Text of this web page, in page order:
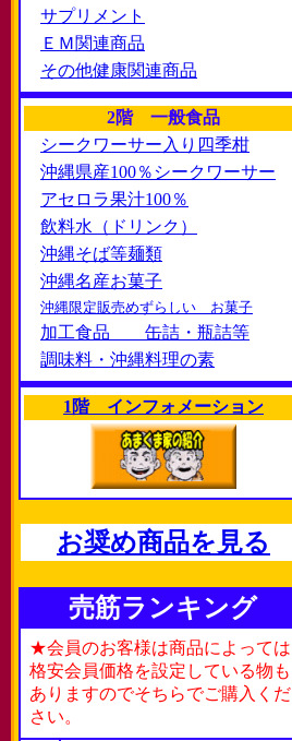
サプリメント
ＥＭ関連商品
その他健康関連商品
2階 一般食品
シークワーサー入り四季柑
沖縄県産100％シークワーサー
アセロラ果汁100％
飲料水（ドリンク）
沖縄そば等麺類
沖縄名産お菓子
沖縄限定販売めずらしい お菓子
加工食品 缶詰・瓶詰等
調味料・沖縄料理の素
1階 インフォメーション
お奨め商品を見る
売筋ランキング
★会員のお客様は商品によっては
格安会員価格を設定している物も
ありますのでそちらでご購入くだ
さい。